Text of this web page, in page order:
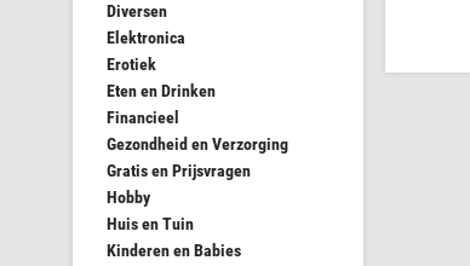
Diversen
Elektronica
Erotiek
Eten en Drinken
Financieel
Gezondheid en Verzorging
Gratis en Prijsvragen
Hobby
Huis en Tuin
Kinderen en Babies